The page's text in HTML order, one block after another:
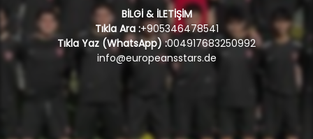
BİLGİ & İLETİŞİM
Tıkla Ara :+905346478541
Tıkla Yaz (WhatsApp) :004917683250992
info@europeansstars.de